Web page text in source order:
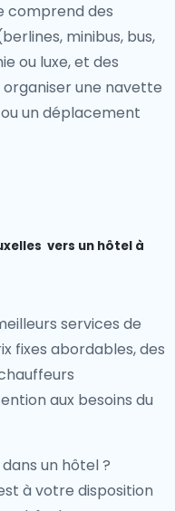
comprend des
minibus, bus,
ou luxe, et des
une navette
un déplacement
vers un hôtel à
services de
fixes abordables, des
aux besoins du
un hôtel ?
à votre disposition